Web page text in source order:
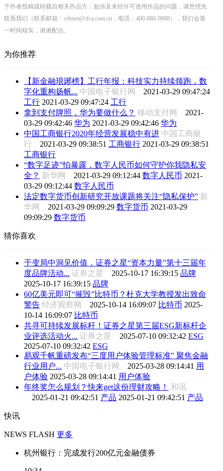
于作者投稿或转载自相关作品方；如涉及未经许可使用作品的问题，请您优先
联系我们（联系邮箱：cebnet@cfca.com.cn，电话：400-880-9888），我们会第
一时间核实，谢谢配合。
为你推荐
【新金融琅琊榜】工行年报：科技实力持续领跑，数
字化重构扬帆... 中国电子银行网 2021-03-29 09:47:24
工行 2021-03-29 09:47:24 工行
拿到支付牌照，华为要做什么？ 移动支付网 2021-
03-29 09:42:46 华为 2021-03-29 09:42:46 华为
中国工商银行2020年经营发展稳中有进 中国工商银
行 2021-03-29 09:38:51 工商银行 2021-03-29 09:38:51
工商银行
“数字足迹”怕暴露，数字人民币如何守护你我隐私安
全？ 新华网 2021-03-29 09:12:44 数字人民币 2021-
03-29 09:12:44 数字人民币
法定数字货币创新研究开放课题将关注“隐私保护” 新
华网 2021-03-29 09:09:29 数字货币 2021-03-29
09:09:29 数字货币
猜你喜欢
于变局中洞见价值，证券之星“资本力量”第十三届年
度品牌活动... 证券之星 2025-10-17 16:39:15 品牌
2025-10-17 16:39:15 品牌
60亿美元即可“摧毁”比特币？杜克大学教授发出致命
警告 经济观察网 2025-10-14 16:09:07 比特币 2025-
10-14 16:09:07 比特币
共寻可持续发展标杆！证券之星第三届ESG新标杆企
业评选活动火... 证券之星 2025-07-10 09:32:42 ESG
2025-07-10 09:32:42 ESG
易观千帆重磅发布“三度用户体验管理标准” 聚焦金融
行业用户... 中国电子银行网 2025-03-28 09:14:41 用
户体验 2025-03-28 09:14:41 用户体验
年终奖怎么规划？快来get这份理财攻略！
和讯
2025-01-21 09:42:51 产品 2025-01-21 09:42:51 产品
快讯
NEWS FLASH 更多
杭州银行：完成发行200亿元金融债券